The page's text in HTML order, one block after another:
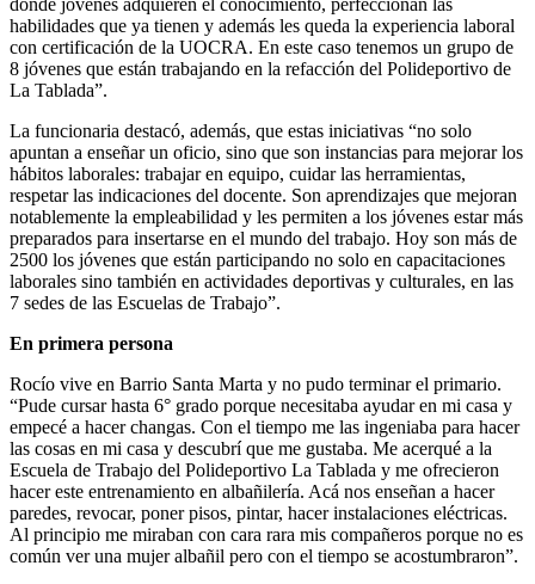
habilidades que ya tienen y además les queda la experiencia laboral
con certificación de la UOCRA. En este caso tenemos un grupo de
8 jóvenes que están trabajando en la refacción del Polideportivo de
La Tablada”.
La funcionaria destacó, además, que estas iniciativas “no solo
apuntan a enseñar un oficio, sino que son instancias para mejorar los
hábitos laborales: trabajar en equipo, cuidar las herramientas,
respetar las indicaciones del docente. Son aprendizajes que mejoran
notablemente la empleabilidad y les permiten a los jóvenes estar más
preparados para insertarse en el mundo del trabajo. Hoy son más de
2500 los jóvenes que están participando no solo en capacitaciones
laborales sino también en actividades deportivas y culturales, en las
7 sedes de las Escuelas de Trabajo”.
En primera persona
Rocío vive en Barrio Santa Marta y no pudo terminar el primario.
“Pude cursar hasta 6° grado porque necesitaba ayudar en mi casa y
empecé a hacer changas. Con el tiempo me las ingeniaba para hacer
las cosas en mi casa y descubrí que me gustaba. Me acerqué a la
Escuela de Trabajo del Polideportivo La Tablada y me ofrecieron
hacer este entrenamiento en albañilería. Acá nos enseñan a hacer
paredes, revocar, poner pisos, pintar, hacer instalaciones eléctricas.
Al principio me miraban con cara rara mis compañeros porque no es
común ver una mujer albañil pero con el tiempo se acostumbraron”.